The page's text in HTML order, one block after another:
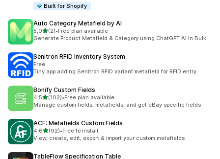
Built for Shopify
Auto Category Metafield by AI
5,0z 5 hvězd
(2)
Celkový počet recenzí: 2
•Free plan available
Generate Product Metafield & Category using ChatGPT AI in Bulk
Senitron RFID Inventory System
Free
Tiny app adding Senitron RFID variant metafield for RFID entry
Bonify Custom Fields
4,5z 5 hvězd
(102)
Celkový počet recenzí: 102
•Free plan available
Manage custom fields, metafields, and get eBay specific fields
ACF: Metafields Custom Fields
4,6z 5 hvězd
(92)
Celkový počet recenzí: 92
•Free to install
View, create, edit, export & import your custom metafields
TableFlow Specification Table